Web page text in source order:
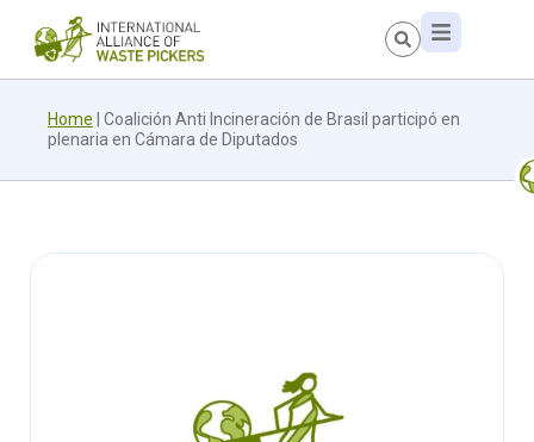
Home
Coalición Anti Incineración de Brasil participó en
plenaria en Cámara de Diputados